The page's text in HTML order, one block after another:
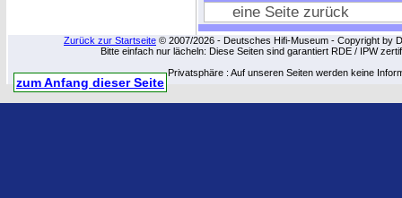
eine Seite zurück
Zurück zur Startseite © 2007/2026 - Deutsches Hifi-Museum - Copyright by
Bitte einfach nur lächeln: Diese Seiten sind garantiert RDE / IPW
Privatsphäre : Auf unseren Seiten werden keine
zum Anfang dieser Seite